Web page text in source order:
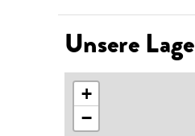
Unsere Lage
+
−